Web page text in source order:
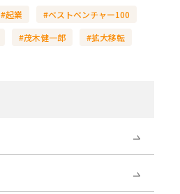
#起業
#ベストベンチャー100
#茂木健一郎 #拡大移転